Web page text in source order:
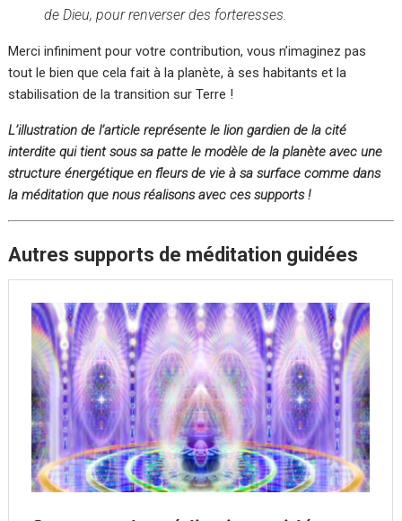
de Dieu, pour renverser des forteresses.
Merci infiniment pour votre contribution, vous n’imaginez pas
tout le bien que cela fait à la planète, à ses habitants et la
stabilisation de la transition sur Terre !
L’illustration de l’article représente le lion gardien de la cité
interdite qui tient sous sa patte le modèle de la planète avec une
structure énergétique en fleurs de vie à sa surface comme dans
la méditation que nous réalisons avec ces supports !
Autres supports de méditation guidées